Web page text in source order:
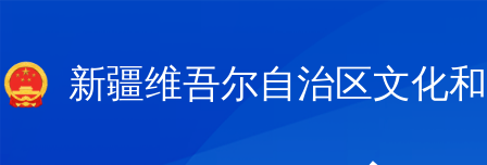
新疆维吾尔自治区文化